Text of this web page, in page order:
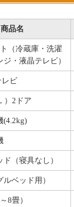
商品名
（冷蔵庫・洗濯
・液晶テレビ）
レビ
）2ドア
(4.2kg)
（寝具なし）
ベッド用）
8畳）